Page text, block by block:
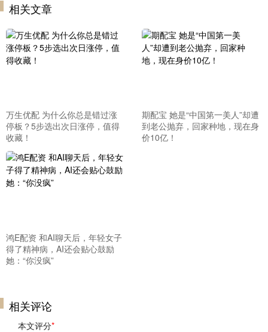
相关文章
万生优配 为什么你总是错过涨
停板？5步选出次日涨停，值得
收藏！
期配宝 她是“中国第一美人”却遭
到老公抛弃，回家种地，现在身
价10亿！
鸿E配资 和AI聊天后，年轻女子
得了精神病，AI还会贴心鼓励
她：“你没疯”
相关评论
本文评分*